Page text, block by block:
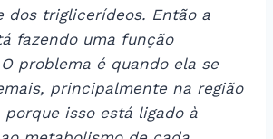
dos triglicerídeos. Então a
fazendo uma função
problema é quando ela se
principalmente na região
porque isso está ligado à